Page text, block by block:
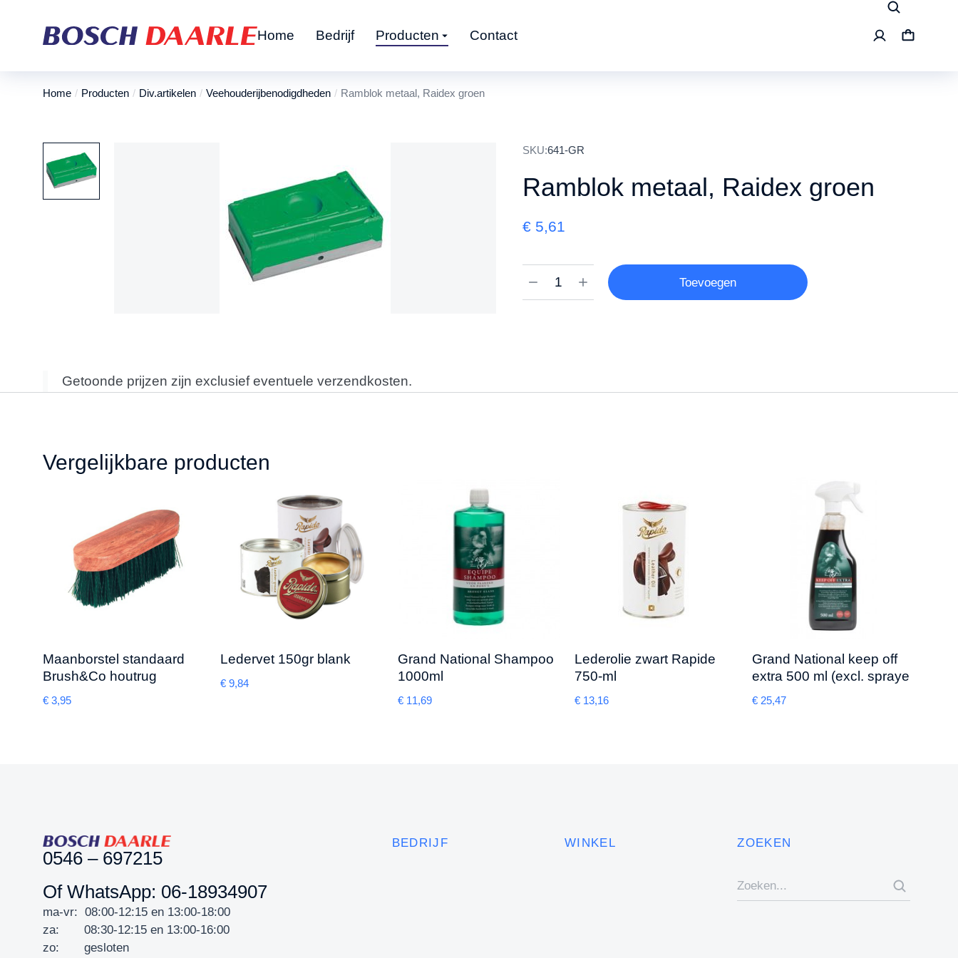
Home Bedrijf Producten Contact
Je bent hier:
Home Producten Div.artikelen Veehouderijbenodigdheden Ramblok metaal, Raidex groen
SKU:641-GR
Ramblok metaal, Raidex groen
€ 5,61
Toevoegen
Getoonde prijzen zijn exclusief eventuele verzendkosten.
Vergelijkbare producten
Maanborstel standaard
Brush&Co houtrug
€ 3,95
Ledervet 150gr blank
€9,84
Grand National Shampoo
1000ml
€11,69
Lederolie zwart Rapide
750-ml
€ 13,16
Grand National keep off
extra 500 ml (excl. spraye
€ 25,47
0546 – 697215
Of WhatsApp: 06-18934907
ma-vr: 08:00-12:15 en 13:00-18:00
za: 08:30-12:15 en 13:00-16:00
zo: gesloten
BEDRIJF WINKEL ZOEKEN